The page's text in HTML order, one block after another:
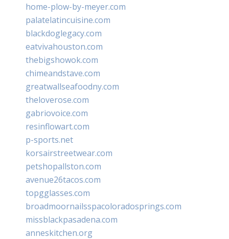
home-plow-by-meyer.com
palatelatincuisine.com
blackdoglegacy.com
eatvivahouston.com
thebigshowok.com
chimeandstave.com
greatwallseafoodny.com
theloverose.com
gabriovoice.com
resinflowart.com
p-sports.net
korsairstreetwear.com
petshopallston.com
avenue26tacos.com
topgglasses.com
broadmoornailsspacoloradosprings.com
missblackpasadena.com
anneskitchen.org